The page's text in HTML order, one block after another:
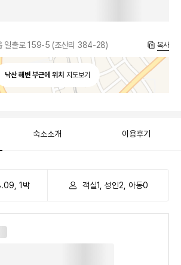
일출로 159-5 (조산리 384-28) 복사
낙산 해변 부근에 위치 지도보기
숙소소개 이용후기
1 박 객실1, 성인2, 아동0